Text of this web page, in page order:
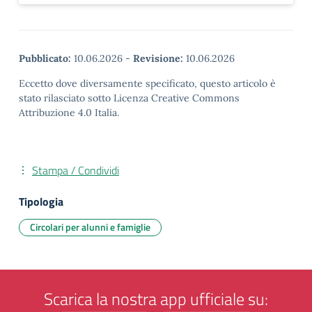
Pubblicato: 10.06.2026 - Revisione: 10.06.2026
Eccetto dove diversamente specificato, questo articolo è
stato rilasciato sotto Licenza Creative Commons
Attribuzione 4.0 Italia.
Stampa / Condividi
Tipologia
Circolari per alunni e famiglie
Scarica la nostra app ufficiale su: